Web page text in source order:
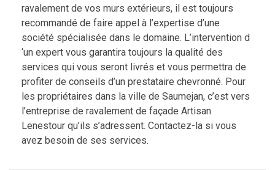
ravalement de vos murs extérieurs, il est toujours
recommandé de faire appel à l’expertise d’une
société spécialisée dans le domaine. L’intervention d
‘un expert vous garantira toujours la qualité des
services qui vous seront livrés et vous permettra de
profiter de conseils d’un prestataire chevronné. Pour
les propriétaires dans la ville de Saumejan, c’est vers
l’entreprise de ravalement de façade Artisan
Lenestour qu’ils s’adressent. Contactez-la si vous
avez besoin de ses services.